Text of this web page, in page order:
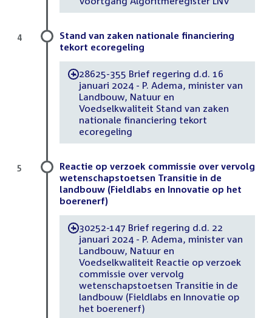
Stand van zaken nationale financiering
tekort ecoregeling
-28625-355 Brief regering d.d. 16
januari 2024 - P. Adema, minister van
Landbouw, Natuur en
Voedselkwaliteit Stand van zaken
nationale financiering tekort
ecoregeling
4
Reactie op verzoek commissie over vervolg
wetenschapstoetsen Transitie in de
landbouw (Fieldlabs en Innovatie op het
boerenerf)
-30252-147 Brief regering d.d. 22
januari 2024 - P. Adema, minister van
Landbouw, Natuur en
Voedselkwaliteit Reactie op verzoek
commissie over vervolg
wetenschapstoetsen Transitie in de
landbouw (Fieldlabs en Innovatie op
het boerenerf)
5